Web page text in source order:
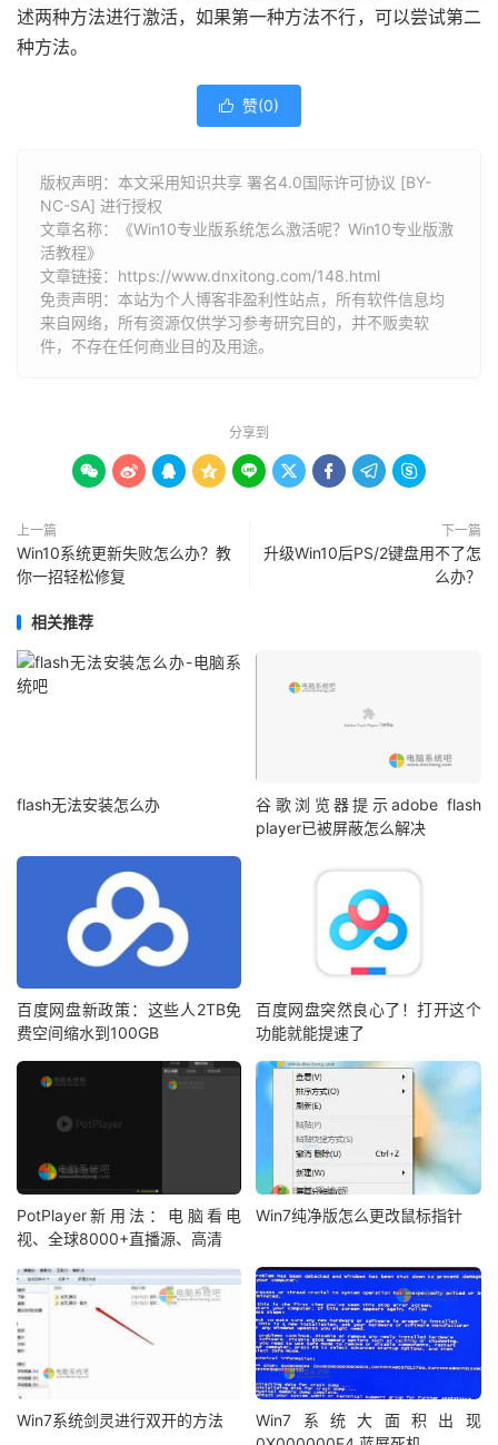
述两种方法进行激活，如果第一种方法不行，可以尝试第二
种方法。
 赞(0)
版权声明：本文采用知识共享 署名4.0国际许可协议 [BY-
NC-SA] 进行授权
文章名称：《Win10专业版系统怎么激活呢？Win10专业版激
活教程》
文章链接： https://www.dnxitong.com/148.html
免责声明：本站为个人博客非盈利性站点，所有软件信息均
来自网络，所有资源仅供学习参考研究目的，并不贩卖软
件，不存在任何商业目的及用途。
分享到
        
上一篇
Win10系统更新失败怎么办？教
你一招轻松修复
下一篇
升级Win10后PS/2键盘用不了怎
么办？
相关推荐
flash无法安装怎么办
谷歌浏览器提示adobe flash
player已被屏蔽怎么解决
百度网盘新政策：这些人2TB免
费空间缩水到100GB
百度网盘突然良心了！打开这个
功能就能提速了
PotPlayer新用法：电脑看电
视、全球8000+直播源、高清
Win7纯净版怎么更改鼠标指针
Win7系统剑灵进行双开的方法
Win7系统大面积出现